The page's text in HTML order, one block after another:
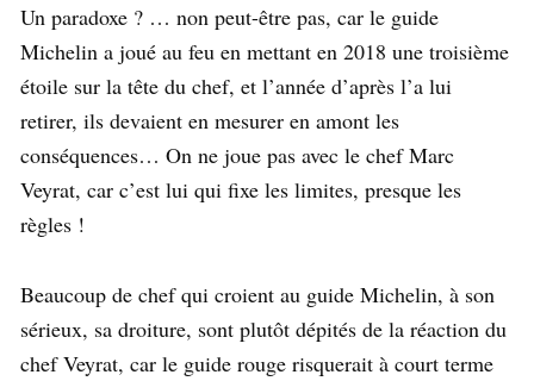
Un paradoxe ? … non peut-être pas, car le guide
Michelin a joué au feu en mettant en 2018 une troisième
étoile sur la tête du chef, et l’année d’après l’a lui
retirer, ils devaient en mesurer en amont les
conséquences… On ne joue pas avec le chef Marc
Veyrat, car c’est lui qui fixe les limites, presque les
règles !
Beaucoup de chef qui croient au guide Michelin, à son
sérieux, sa droiture, sont plutôt dépités de la réaction du
chef Veyrat, car le guide rouge risquerait à court terme